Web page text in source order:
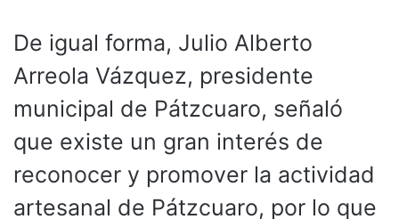
De igual forma, Julio Alberto
Arreola Vázquez, presidente
municipal de Pátzcuaro, señaló
que existe un gran interés de
reconocer y promover la actividad
artesanal de Pátzcuaro, por lo que